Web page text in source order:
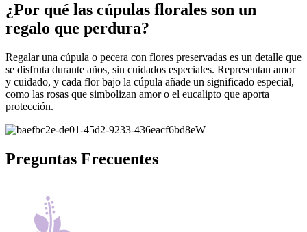
¿Por qué las cúpulas florales son un
regalo que perdura?
Regalar una cúpula o pecera con flores preservadas es un detalle que
se disfruta durante años, sin cuidados especiales. Representan amor
y cuidado, y cada flor bajo la cúpula añade un significado especial,
como las rosas que simbolizan amor o el eucalipto que aporta
protección.
Preguntas Frecuentes